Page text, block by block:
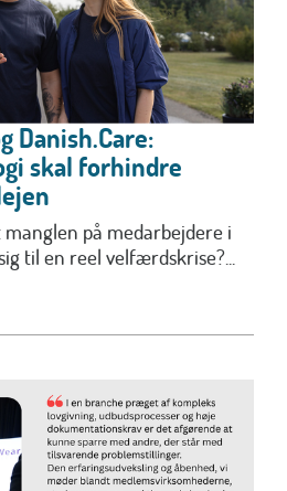
Danish.Care:
skal forhindre
på medarbejdere i
til en reel velfærdskrise?...